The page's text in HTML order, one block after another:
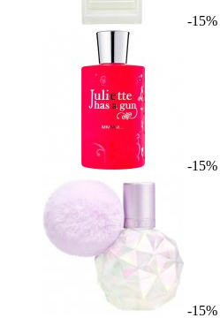
-15%
-15%
-15%